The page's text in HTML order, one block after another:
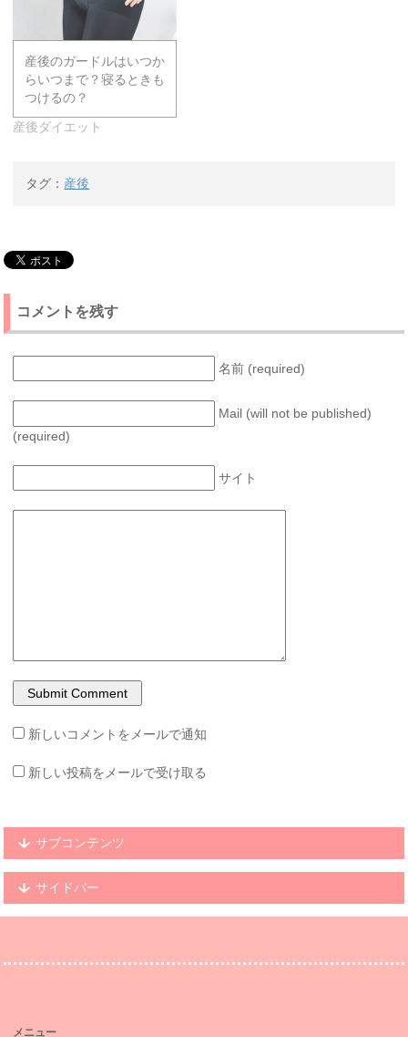
産後のガードルはいつか
らいつまで？寝るときも
つけるの？
産後ダイエット
タグ： 産後
コメントを残す
名前 (required)
Mail (will not be published)
(required)
サイト
新しいコメントをメールで通知
新しい投稿をメールで受け取る
サブコンテンツ
サイドバー
メニュー